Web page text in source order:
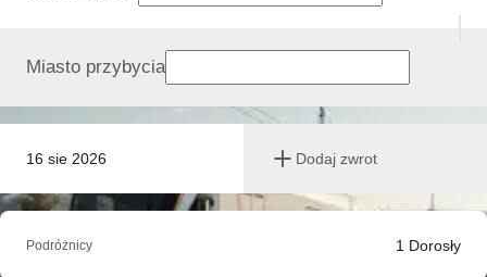
16 sie 2026 Dodaj zwrot
Miasto przybycia
Podróżnicy 1 Dorosły